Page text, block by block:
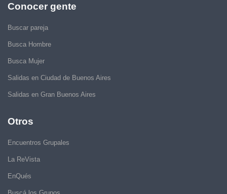
Conocer gente
Buscar pareja
Busca Hombre
Busca Mujer
Salidas en Ciudad de Buenos Aires
Salidas en Gran Buenos Aires
Otros
Encuentros Grupales
La ReVista
EnQués
Buscá los Grupos